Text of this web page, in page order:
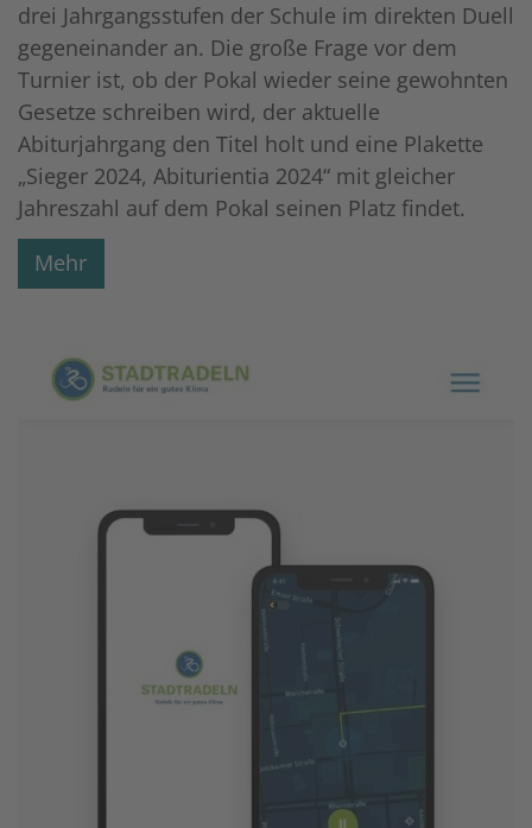
drei Jahrgangsstufen der Schule im direkten Duell
gegeneinander an. Die große Frage vor dem
Turnier ist, ob der Pokal wieder seine gewohnten
Gesetze schreiben wird, der aktuelle
Abiturjahrgang den Titel holt und eine Plakette
„Sieger 2024, Abiturientia 2024“ mit gleicher
Jahreszahl auf dem Pokal seinen Platz findet.
Mehr